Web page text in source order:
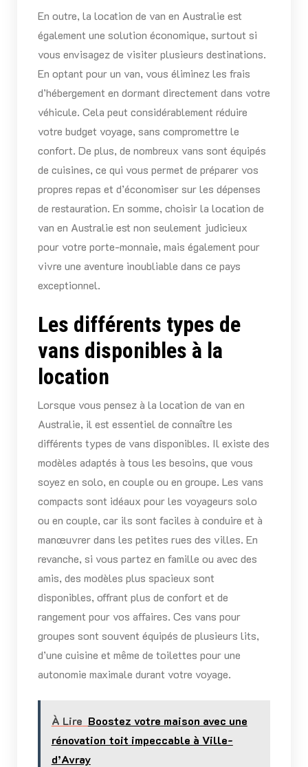
En outre, la location de van en Australie est
également une solution économique, surtout si
vous envisagez de visiter plusieurs destinations.
En optant pour un van, vous éliminez les frais
d’hébergement en dormant directement dans votre
véhicule. Cela peut considérablement réduire
votre budget voyage, sans compromettre le
confort. De plus, de nombreux vans sont équipés
de cuisines, ce qui vous permet de préparer vos
propres repas et d’économiser sur les dépenses
de restauration. En somme, choisir la location de
van en Australie est non seulement judicieux
pour votre porte-monnaie, mais également pour
vivre une aventure inoubliable dans ce pays
exceptionnel.
Les différents types de
vans disponibles à la
location
Lorsque vous pensez à la location de van en
Australie, il est essentiel de connaître les
différents types de vans disponibles. Il existe des
modèles adaptés à tous les besoins, que vous
soyez en solo, en couple ou en groupe. Les vans
compacts sont idéaux pour les voyageurs solo
ou en couple, car ils sont faciles à conduire et à
manœuvrer dans les petites rues des villes. En
revanche, si vous partez en famille ou avec des
amis, des modèles plus spacieux sont
disponibles, offrant plus de confort et de
rangement pour vos affaires. Ces vans pour
groupes sont souvent équipés de plusieurs lits,
d’une cuisine et même de toilettes pour une
autonomie maximale durant votre voyage.
À Lire Boostez votre maison avec une
rénovation toit impeccable à Ville-
d’Avray